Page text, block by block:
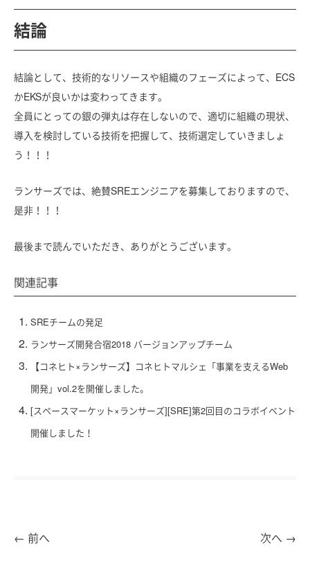
結論
結論として、技術的なリソースや組織のフェーズによって、ECS
かEKSが良いかは変わってきます。
全員にとっての銀の弾丸は存在しないので、適切に組織の現状、
導入を検討している技術を把握して、技術選定していきましょ
う！！！
ランサーズでは、絶賛SREエンジニアを募集しておりますので、
是非！！！
最後まで読んでいただき、ありがとうございます。
関連記事
SREチームの発足
ランサーズ開発合宿2018 バージョンアップチーム
【コネヒト×ランサーズ】コネヒトマルシェ「事業を支えるWeb
開発」vol.2を開催しました。
[スペースマーケット×ランサーズ][SRE]第2回目のコラボイベント
開催しました！
← 前へ 次へ →